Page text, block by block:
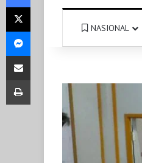
NASIONAL
X
Messenger
Share via Email